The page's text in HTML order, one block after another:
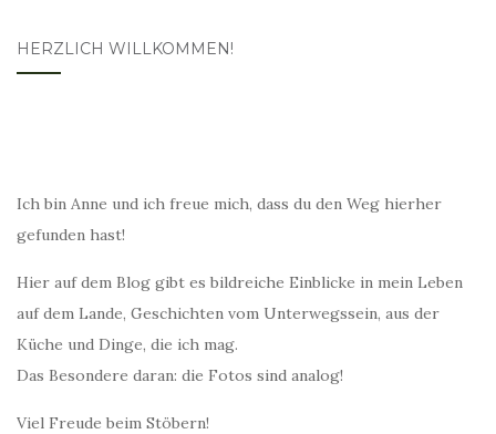
HERZLICH WILLKOMMEN!
Ich bin Anne und ich freue mich, dass du den Weg hierher
gefunden hast!
Hier auf dem Blog gibt es bildreiche Einblicke in mein Leben
auf dem Lande, Geschichten vom Unterwegssein, aus der
Küche und Dinge, die ich mag.
Das Besondere daran: die Fotos sind analog!
Viel Freude beim Stöbern!